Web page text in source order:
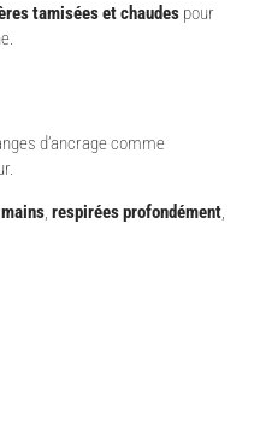
tamisées et chaudes pour
d’ancrage comme
, respirées profondément,